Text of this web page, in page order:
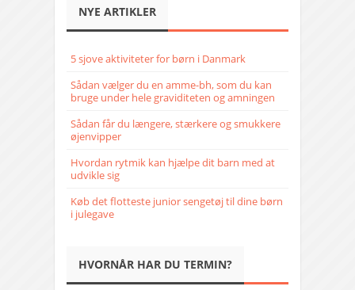
NYE ARTIKLER
5 sjove aktiviteter for børn i Danmark
Sådan vælger du en amme-bh, som du kan
bruge under hele graviditeten og amningen
Sådan får du længere, stærkere og smukkere
øjenvipper
Hvordan rytmik kan hjælpe dit barn med at
udvikle sig
Køb det flotteste junior sengetøj til dine børn
i julegave
HVORNÅR HAR DU TERMIN?